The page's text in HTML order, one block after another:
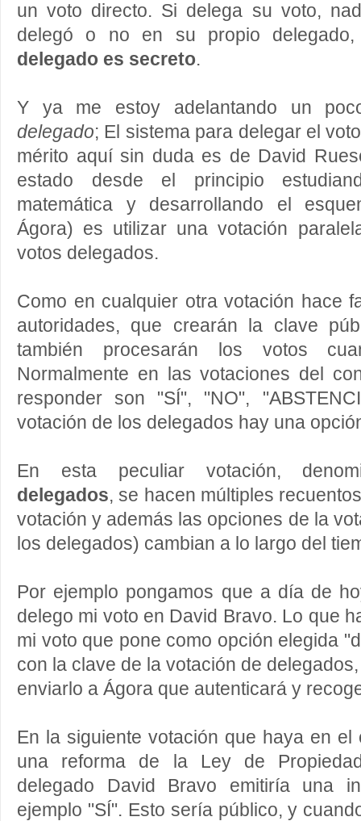
un voto directo. Si delega su voto,
delegó o no en su propio
delegado es secreto.
Y ya me estoy adelantando un
delegado; El sistema para delegar el
mérito aquí sin duda es de David
estado desde el principio
matemática y desarrollando el
Ágora) es utilizar una votación
votos delegados.
Como en cualquier otra votación hace
autoridades, que crearán la clave
también procesarán los votos
Normalmente en las votaciones del
responder son "SÍ", "NO",
votación de los delegados hay una
En esta peculiar votación,
delegados, se hacen múltiples
votación y además las opciones de la
los delegados) cambian a lo largo del
Por ejemplo pongamos que a día de
delego mi voto en David Bravo. Lo que
mi voto que pone como opción elegida
con la clave de la votación de
enviarlo a Ágora que autenticará y
En la siguiente votación que haya en el
una reforma de la Ley de
delegado David Bravo emitiría una
ejemplo "SÍ". Esto sería público, y